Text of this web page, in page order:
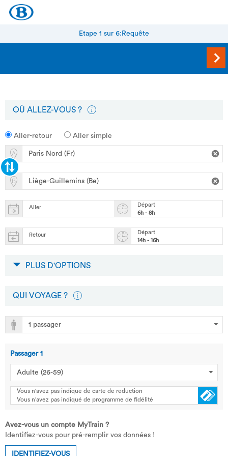
Etape 1 sur 6: Requête
OÙ ALLEZ-VOUS ?
Aller-retour Aller simple
Aller
Départ
6h - 8h
Retour
Départ
14h - 16h
PLUS D'OPTIONS
QUI VOYAGE ?
Passager 1
Vous n'avez pas indiqué de carte de réduction
Vous n'avez pas indiqué de programme de fidélité
Avez-vous un compte MyTrain ?
Identifiez-vous pour pré-remplir vos données !
IDENTIFIEZ-VOUS